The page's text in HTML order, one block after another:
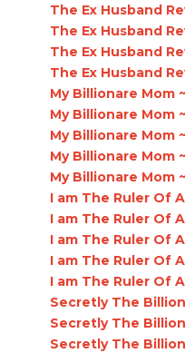
The Ex Husband
The Ex Husband
The Ex Husband
The Ex Husband
My Billionare Mom
My Billionare Mom
My Billionare Mom
My Billionare Mom
My Billionare Mom
I am The Ruler Of
I am The Ruler Of
I am The Ruler Of
I am The Ruler Of
I am The Ruler Of
Secretly The
Secretly The
Secretly The